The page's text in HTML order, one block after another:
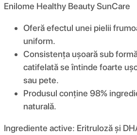
Enilome Healthy Beauty SunCare
Oferă efectul unei pielii
uniform.
Consistența ușoară sub
catifelată se întinde foarte
sau pete.
Produsul conține 98%
naturală.
Ingrediente active: Eritruloză și